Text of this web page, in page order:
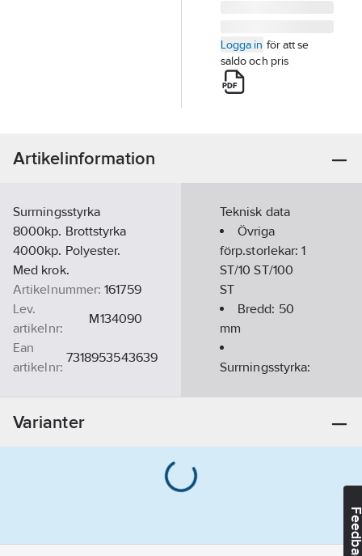
Logga in för att se
saldo och pris
Artikelinformation
Surrningsstyrka
8000kp. Brottstyrka
4000kp. Polyester.
Med krok.
Artikelnummer: 161759
Lev.
artikelnr:
M134090
Ean
artikelnr:
7318953543639
Teknisk data
Övriga
förp.storlekar:1
ST/10 ST/100
ST
Bredd: 50
mm
Surrningsstyrka:
Överensstämmer
Varianter